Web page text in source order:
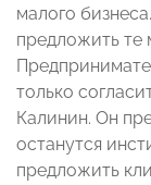
малого
предложить те
только
Калинин. Он
останутся
предложить